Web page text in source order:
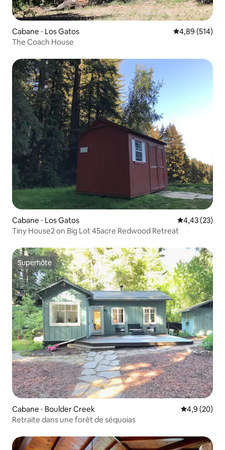
Cabane ⋅ Los Gatos Évaluation
4,89 (514)
The Coach House
Cabane ⋅ Los Gatos Évaluation
4,43 (23)
Tiny House2 on Big Lot 45acre Redwood Retreat
Superhôte
Superhôte
Cabane ⋅ Boulder Creek Évaluation
4,9 (20)
Retraite dans une forêt de séquoias